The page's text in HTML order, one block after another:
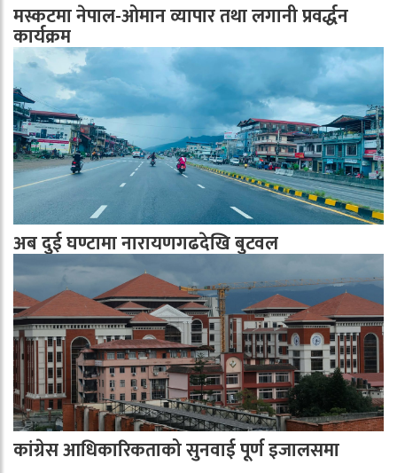
मस्कटमा नेपाल-ओमान व्यापार तथा लगानी प्रवर्द्धन
कार्यक्रम
अब दुई घण्टामा नारायणगढदेखि बुटवल
कांग्रेस आधिकारिकताको सुनवाई पूर्ण इजालसमा